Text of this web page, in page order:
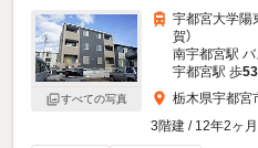
すべての写真
宇都宮大学陽
賀）
南宇都宮駅 バ
宇都宮駅 歩53
栃木県宇都宮
3階建 / 12年2ヶ